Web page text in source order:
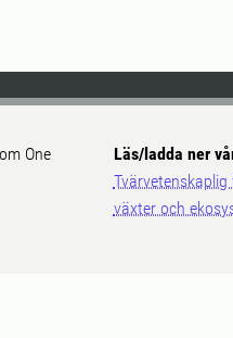
One
Läs/ladda ner
växter och